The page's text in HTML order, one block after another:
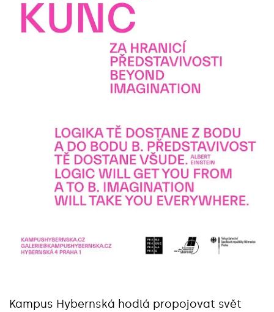
Kampus Hybernská hodlá propojovat svět